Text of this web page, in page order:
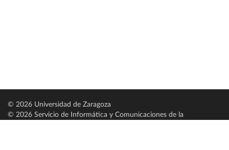
© 2026 Universidad de Zaragoza
© 2026 Servicio de Informática y Comunicaciones de la